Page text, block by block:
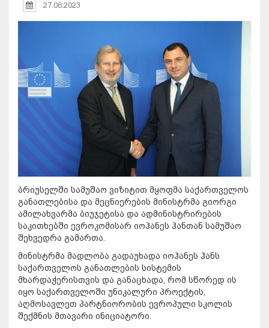
27.06.2023
ბრიუსელში სამუშაო ვიზიტით მყოფმა საქართველოს
განათლებისა და მეცნიერების მინისტრმა გიორგი
ამილახვარმა ბიუჯეტისა და ადმინისტრირების
საკითხებში ევროკომისარ იოჰანეს ჰანთან სამუშაო
შეხვედრა გამართა.
მინისტრმა მადლობა გადაუხადა იოჰანეს ჰანს
საქართველოს განათლების სისტემის
მხარდაჭერისთვის და განაცხადა, რომ სწორედ ის
იყო საქართველოში უნიკალური პროექტის,
აღმოსავლეთ პარტნიორობის ევროპული სკოლის
შექმნის მთავარი ინიციატორი.